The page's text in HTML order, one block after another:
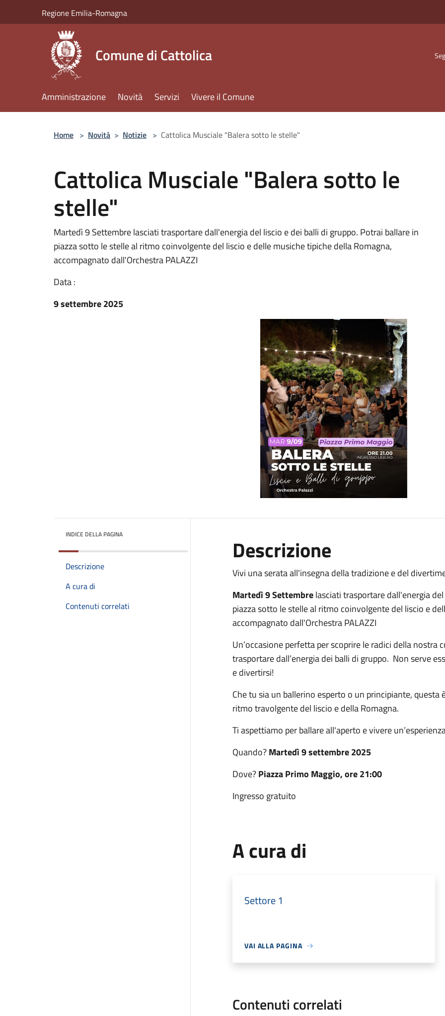
Regione Emilia-Romagna
Comune di Cattolica
Amministrazione Novità Servizi Vivere il Comune
Home > Novità > Notizie > Cattolica Musciale "Balera sotto le stelle"
Cattolica Musciale "Balera sotto le
stelle"
Martedì 9 Settembre lasciati trasportare dall'energia del liscio e dei balli di gruppo. Potrai ballare in
piazza sotto le stelle al ritmo coinvolgente del liscio e delle musiche tipiche della Romagna,
accompagnato dall'Orchestra PALAZZI
Data :
9 settembre 2025
INDICE DELLA PAGINA
Descrizione
A cura di
Contenuti correlati
Descrizione
Vivi una serata all'insegna della tradizione e del
Martedì 9 Settembrelasciati trasportare dall'energia
piazza sotto le stelle al ritmo coinvolgente del liscio e
accompagnato dall'Orchestra PALAZZI
Un’occasione perfetta per scoprire le radici della
trasportare dall’energia dei balli di gruppo. Non serve
e divertirsi!
Che tu sia un ballerino esperto o un principiante,
ritmo travolgente del liscio e della Romagna.
Ti aspettiamo per ballare all'aperto e vivere
Quando?Martedì9 settembre 2025
Dove?Piazza Primo Maggio, ore 21:00
Ingresso gratuito
A cura di
Settore 1
VAI ALLA PAGINA
Contenuti correlati